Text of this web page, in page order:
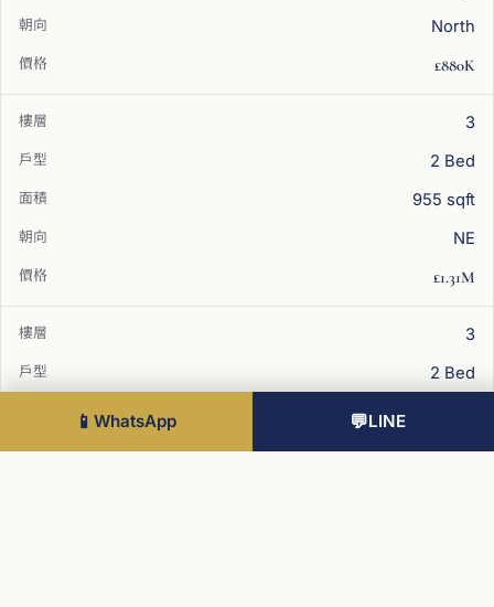
North
£880K
3
2 Bed
955 sqft
NE
£1.31M
3
2 Bed
East
📱WhatsApp 💬LINE